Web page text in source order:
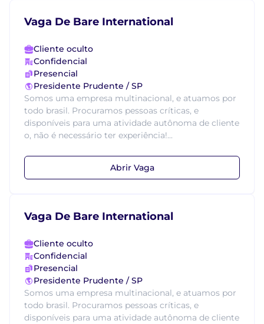
Vaga De Bare International
Cliente oculto
Confidencial
Presencial
Presidente Prudente / SP
Somos uma empresa multinacional, e atuamos por
todo brasil. Procuramos pessoas críticas, e
disponíveis para uma atividade autônoma de cliente
o, não é necessário ter experiência!...
Abrir Vaga
Vaga De Bare International
Cliente oculto
Confidencial
Presencial
Presidente Prudente / SP
Somos uma empresa multinacional, e atuamos por
todo brasil. Procuramos pessoas críticas, e
disponíveis para uma atividade autônoma de cliente